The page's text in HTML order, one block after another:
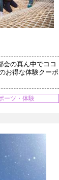
会の真ん中でココ
お得な体験クーポ
ーツ・体験